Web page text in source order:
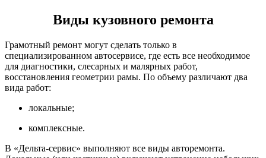
Виды кузовного ремонта
Грамотный ремонт могут сделать только в
специализированном автосервисе, где есть все необходимое
для диагностики, слесарных и малярных работ,
восстановления геометрии рамы. По объему различают два
вида работ:
локальные;
комплексные.
В «Дельта-сервис» выполняют все виды авторемонта.